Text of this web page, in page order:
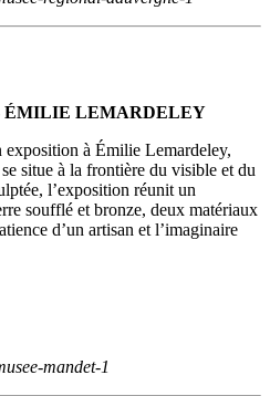
ÉMILIE LEMARDELEY
exposition à Émilie Lemardeley,
situe à la frontière du visible et du
l’exposition réunit un
soufflé et bronze, deux matériaux
d’un artisan et l’imaginaire
mandet-1